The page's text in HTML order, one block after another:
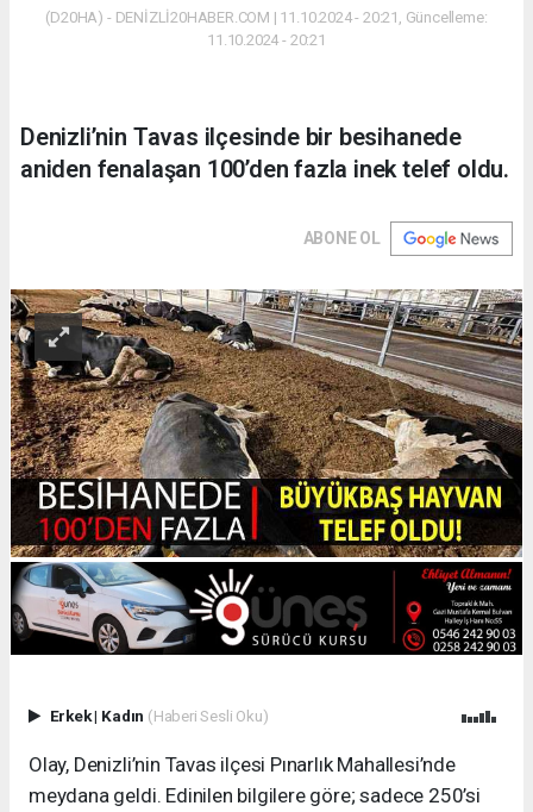
(D20HA) - DENİZLİ20HABER.COM | 11.10.2024 - 20:21, Güncelleme:
11.10.2024 - 20:21
Denizli’nin Tavas ilçesinde bir besihanede
aniden fenalaşan 100’den fazla inek telef oldu.
ABONE OL
Erkek| Kadın (Haberi Sesli Oku)
Olay, Denizli’nin Tavas ilçesi Pınarlık Mahallesi’nde
meydana geldi. Edinilen bilgilere göre; sadece 250’si